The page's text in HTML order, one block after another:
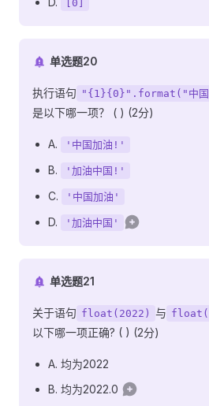
[0]
单选题20
执行语句 "{1}{0}".format("中
是以下哪一项？ ( ) (2分)
A. '中国加油!'
B. '加油中国!'
C. '中国加油'
D. '加油中国'
单选题21
关于语句 float(2022) 与
以下哪一项正确? ( ) (2分)
A. 均为2022
B. 均为2022.0